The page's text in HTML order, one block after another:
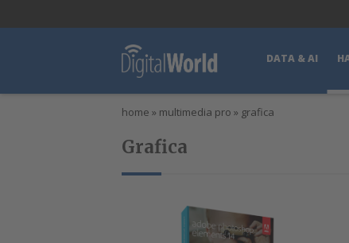
DATA & AI
home » multimedia pro » grafica
Grafica